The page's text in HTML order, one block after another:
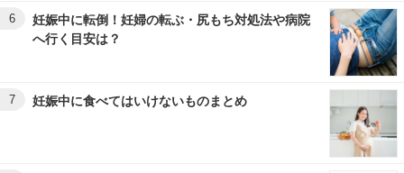
6
妊娠中に転倒！妊婦の転ぶ・尻もち対処法や病院
へ行く目安は？
7 妊娠中に食べてはいけないものまとめ